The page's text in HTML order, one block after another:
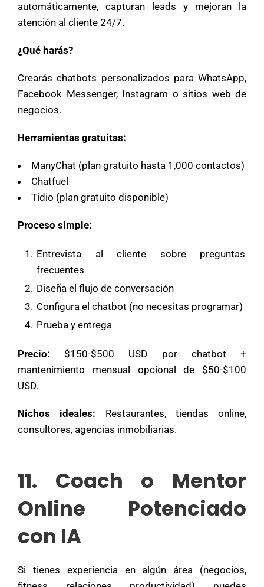
automáticamente, capturan leads y mejoran la
atención al cliente 24/7.
¿Qué harás?
Crearás chatbots personalizados para WhatsApp,
Facebook Messenger, Instagram o sitios web de
negocios.
Herramientas gratuitas:
ManyChat (plan gratuito hasta 1,000 contactos)
Chatfuel
Tidio (plan gratuito disponible)
Proceso simple:
Entrevista al cliente sobre preguntas
frecuentes
Diseña el flujo de conversación
Configura el chatbot (no necesitas programar)
Prueba y entrega
Precio: $150-$500 USD por chatbot +
mantenimiento mensual opcional de $50-$100
USD.
Nichos ideales: Restaurantes, tiendas online,
consultores, agencias inmobiliarias.
11. Coach o Mentor
Online Potenciado
con IA
Si tienes experiencia en algún área (negocios,